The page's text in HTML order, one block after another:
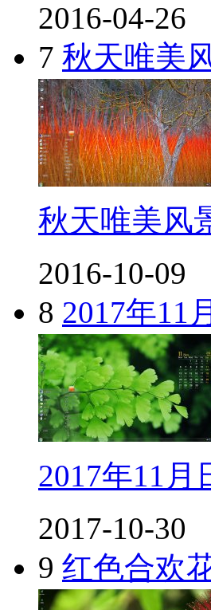
2016-04-26
7 秋天唯美
秋天唯美风
2016-10-09
8 2017年11
2017年11月
2017-10-30
9 红色合欢